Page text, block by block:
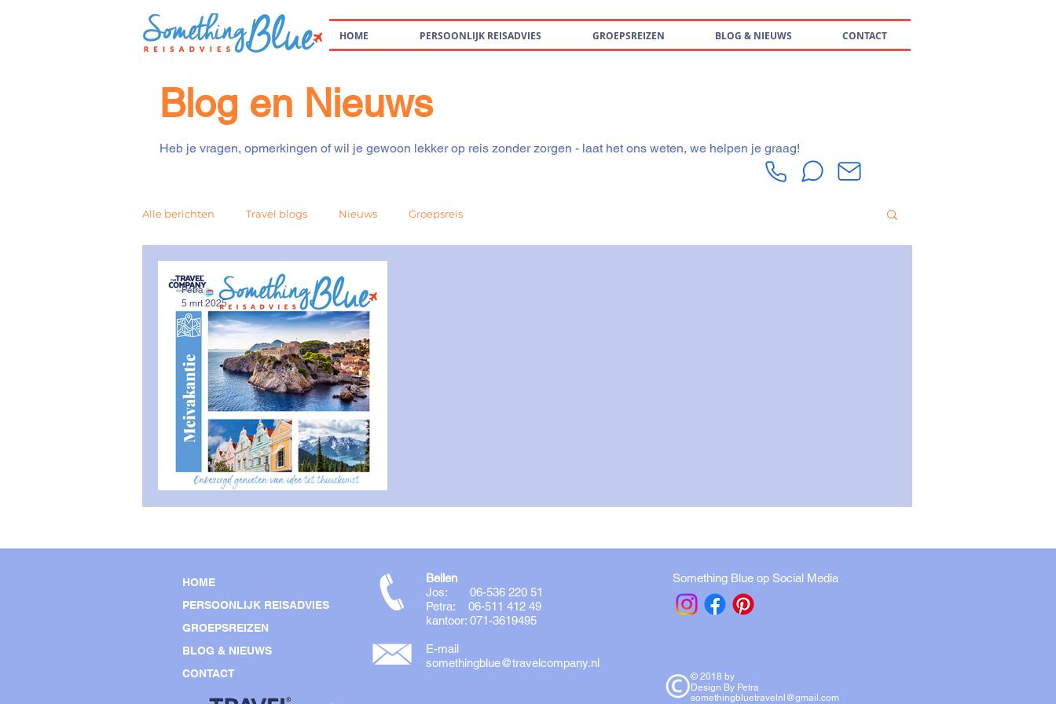
HOME PERSOONLIJK REISADVIES GROEPSREIZEN BLOG & NIEUWS CONTACT
Blog en Nieuws
Heb je vragen, opmerkingen of wil je gewoon lekker op reis zonder zorgen - laat het ons weten, we helpen je graag!
Alle berichten Travel blogs Nieuws Groepsreis
Petra
5 mrt 2025
HOME
PERSOONLIJK REISADVIES
GROEPSREIZEN
BLOG & NIEUWS
CONTACT
Bellen
Jos: 06-536 220 51
Petra: 06-511 412 49
kantoor: 071-3619495
Something Blue op Social Media
E-mail
somethingblue@travelcompany.nl
© 2018 by
Design By Petra
somethingbluetravelnl@gmail.com